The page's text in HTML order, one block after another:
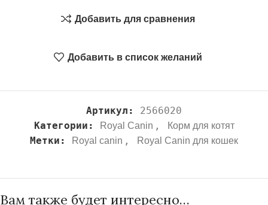
Добавить для сравнения
Добавить в список желаний
Артикул: 2566020
Категории:
Royal Canin , Корм для котят
Метки: Royal canin , Royal Canin для кошек
Вам также будет интересно…